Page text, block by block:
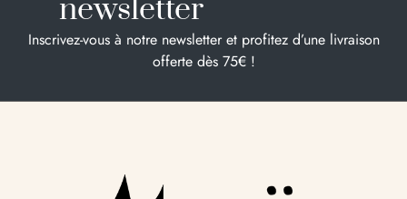
newsletter
Inscrivez-vous à notre newsletter et profitez d’une livraison
offerte dès 75€ !